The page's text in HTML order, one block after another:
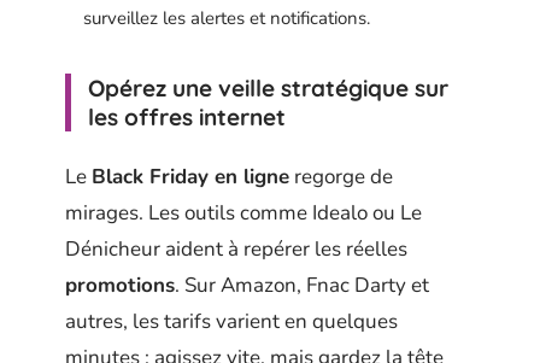
surveillez les alertes et notifications.
Opérez une veille stratégique sur
les offres internet
Le Black Friday en ligne regorge de
mirages. Les outils comme Idealo ou Le
Dénicheur aident à repérer les réelles
promotions. Sur Amazon, Fnac Darty et
autres, les tarifs varient en quelques
minutes : agissez vite, mais gardez la tête